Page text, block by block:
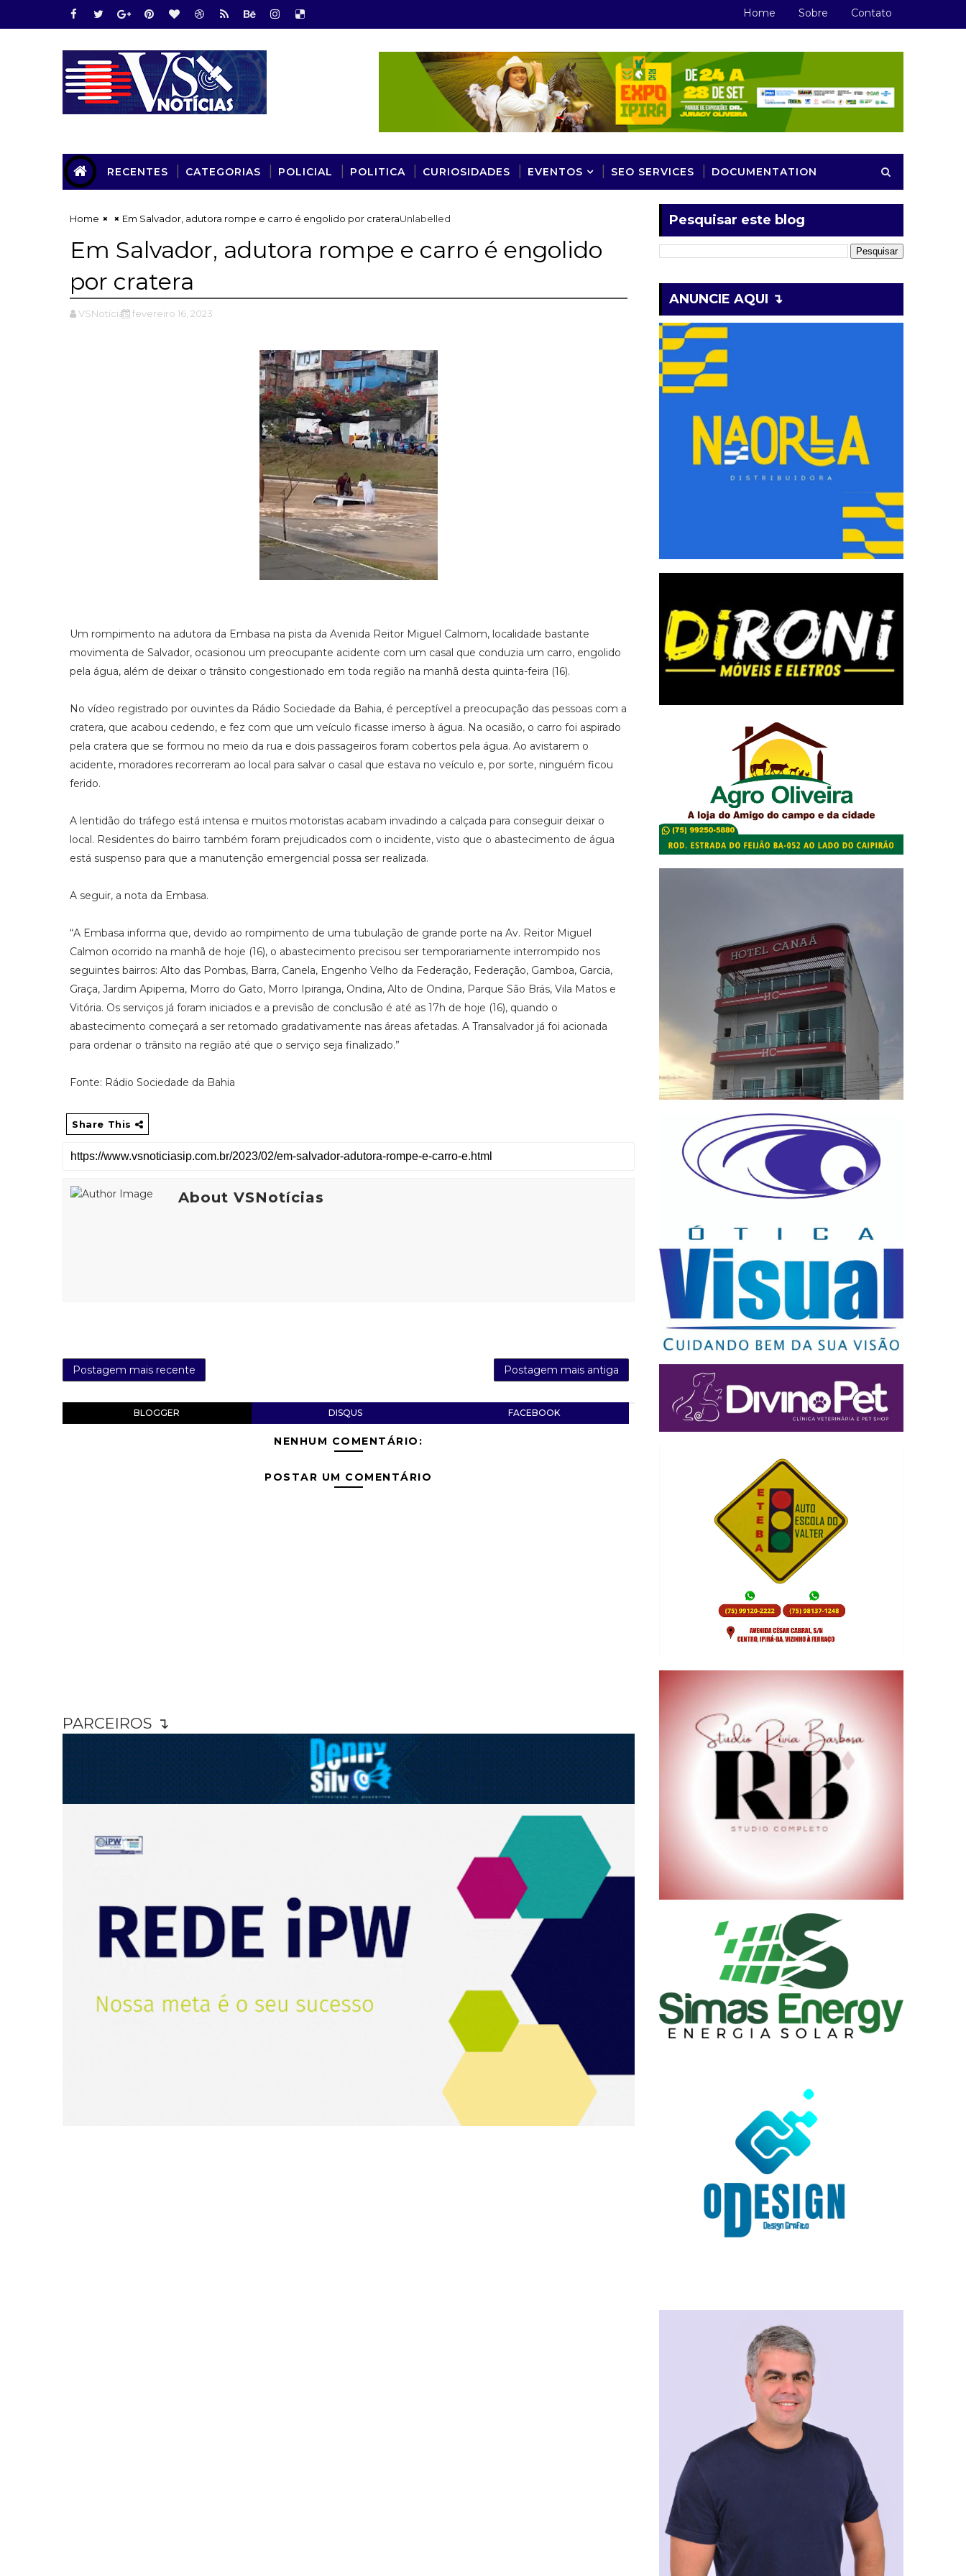
Home Sobre Contato
RECENTES CATEGORIAS POLICIAL POLITICA CURIOSIDADES EVENTOS SEO SERVICES DOCUMENTATION
Home Unlabelled
Em Salvador, adutora rompe e carro é engolido por cratera
Em Salvador, adutora rompe e carro é engolido
por cratera
VSNotícias fevereiro 16, 2023
Um rompimento na adutora da Embasa na pista da Avenida Reitor Miguel Calmom, localidade bastante
movimenta de Salvador, ocasionou um preocupante acidente com um casal que conduzia um carro, engolido
pela água, além de deixar o trânsito congestionado em toda região na manhã desta quinta-feira (16).
No vídeo registrado por ouvintes da Rádio Sociedade da Bahia, é perceptível a preocupação das pessoas com a
cratera, que acabou cedendo, e fez com que um veículo ficasse imerso à água. Na ocasião, o carro foi aspirado
pela cratera que se formou no meio da rua e dois passageiros foram cobertos pela água. Ao avistarem o
acidente, moradores recorreram ao local para salvar o casal que estava no veículo e, por sorte, ninguém ficou
ferido.
A lentidão do tráfego está intensa e muitos motoristas acabam invadindo a calçada para conseguir deixar o
local. Residentes do bairro também foram prejudicados com o incidente, visto que o abastecimento de água
está suspenso para que a manutenção emergencial possa ser realizada.
A seguir, a nota da Embasa.
“A Embasa informa que, devido ao rompimento de uma tubulação de grande porte na Av. Reitor Miguel
Calmon ocorrido na manhã de hoje (16), o abastecimento precisou ser temporariamente interrompido nos
seguintes bairros: Alto das Pombas, Barra, Canela, Engenho Velho da Federação, Federação, Gamboa, Garcia,
Graça, Jardim Apipema, Morro do Gato, Morro Ipiranga, Ondina, Alto de Ondina, Parque São Brás, Vila Matos e
Vitória. Os serviços já foram iniciados e a previsão de conclusão é até as 17h de hoje (16), quando o
abastecimento começará a ser retomado gradativamente nas áreas afetadas. A Transalvador já foi acionada
para ordenar o trânsito na região até que o serviço seja finalizado.”
Fonte: Rádio Sociedade da Bahia
Share This
About VSNotícias
Postagem mais recente Postagem mais antiga
BLOGGER DISQUS FACEBOOK
NENHUM COMENTÁRIO:
POSTAR UM COMENTÁRIO
PARCEIROS ↴
Pesquisar este blog
ANUNCIE AQUI ↴